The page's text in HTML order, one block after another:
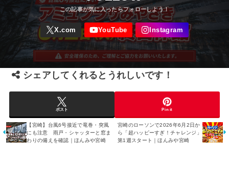
シェアしてくれるとうれしいです！
ポスト Pin it
【宮崎】台風6号接近で竜巻・突風
にも注意 雨戸・シャッターと窓ま
わりの備えを確認｜ほんみや宮崎
宮崎のローソンで2026年6月2日か
ら「超ハッピーすぎ！チャレンジ」
第1週スタート｜ほんみや宮崎